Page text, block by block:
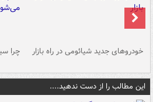
خودروهای جدید شیائومی در راه بازار چرا
این مطالب را از دست ندهید....